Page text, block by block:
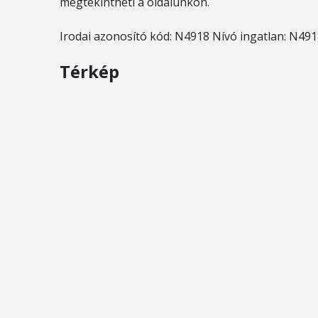
Irodai azonosító kód: N4918 Nívó ingatlan:
Térkép